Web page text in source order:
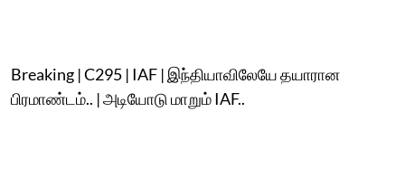
Breaking | C295 | IAF | இந்தியாவிலேயே தயாரான
பிரமாண்டம்.. | அடியோடு மாறும் IAF..